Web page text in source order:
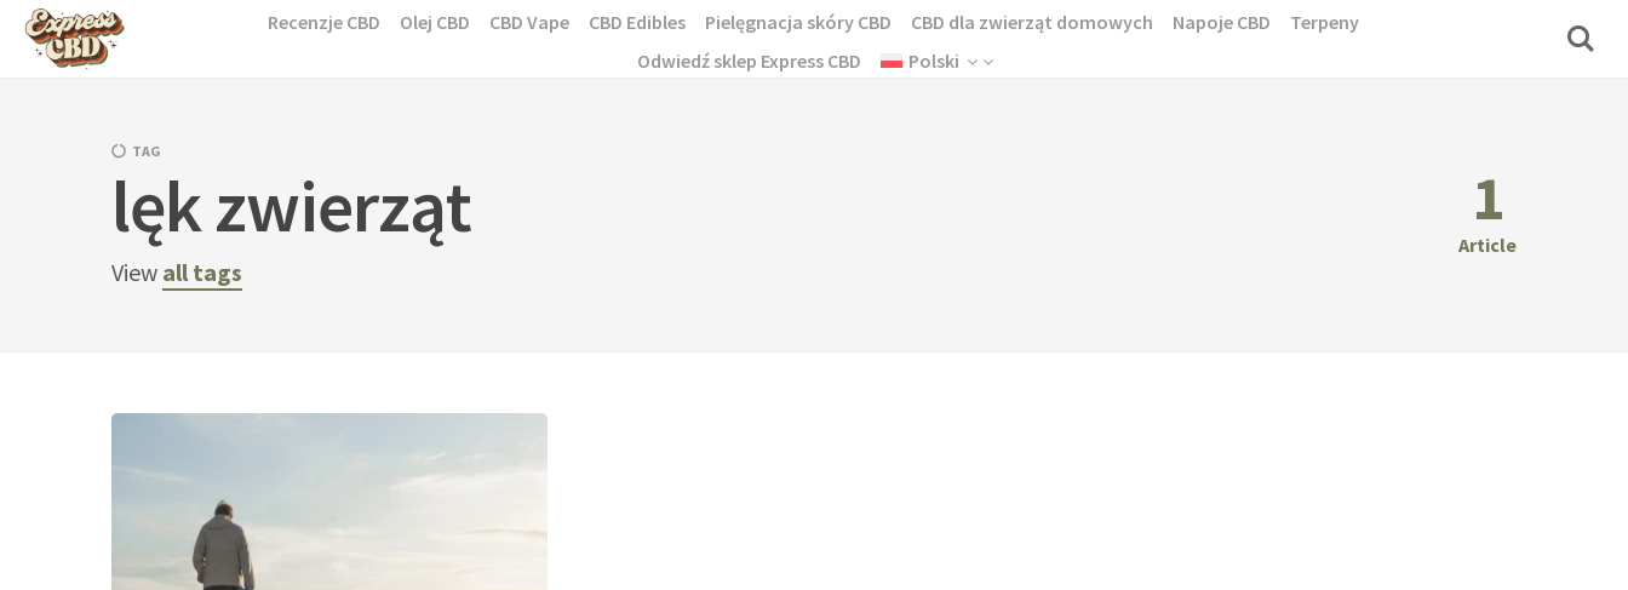
Skip
Recenzje CBD Olej CBD CBD Vape CBD Edibles Pielęgnacja skóry CBD CBD dla zwierząt domowych Napoje CBD
Terpeny
Odwiedź sklep Express CBD
Polski
TAG
lęk zwierząt
View all tags
1
Article